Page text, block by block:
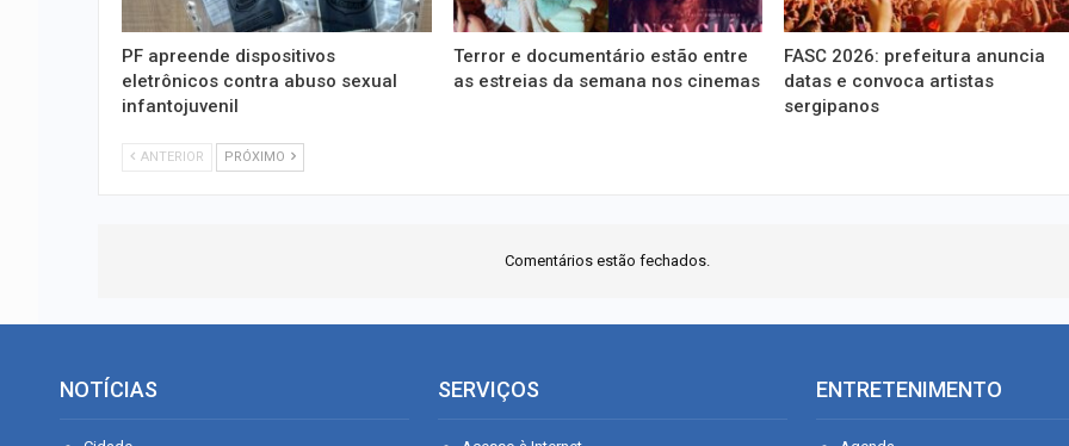
PF apreende dispositivos
eletrônicos contra abuso sexual
infantojuvenil
Terror e documentário estão entre
as estreias da semana nos cinemas
FASC 2026: prefeitura anuncia
datas e convoca artistas
sergipanos
ANTERIOR PRÓXIMO
Comentários estão fechados.
NOTÍCIAS SERVIÇOS ENTRETENIMENTO